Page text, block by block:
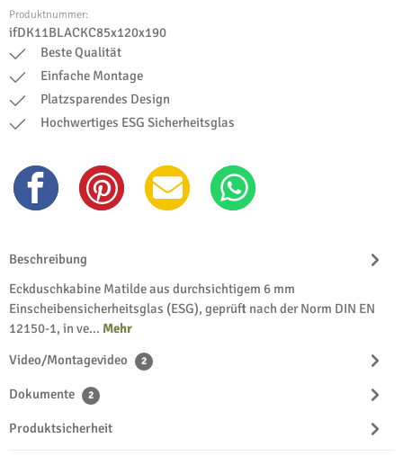
Produktnummer:
ifDK11BLACKC85x120x190
Beste Qualität
Einfache Montage
Platzsparendes Design
Hochwertiges ESG Sicherheitsglas
Beschreibung
Eckduschkabine Matilde aus durchsichtigem 6 mm
Einscheibensicherheitsglas (ESG), geprüft nach der Norm DIN EN
12150-1, in ve… Mehr
Video/Montagevideo
2
Dokumente 2
Produktsicherheit